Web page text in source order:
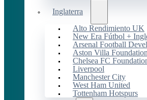
Inglaterra
Alto Rendimiento UK
New Era Fútbol +
Arsenal Football
Aston Villa Foundation
Chelsea FC
Liverpool
Manchester City
West Ham United
Tottenham Hotspurs